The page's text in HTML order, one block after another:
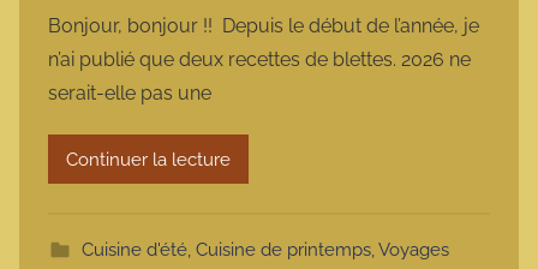
m
r
m
t
Bonjour, bonjour !! Depuis le début de l’année, je
n’ai publié que deux recettes de blettes. 2026 ne
serait-elle pas une
Continuer la lecture
Cuisine d'été, Cuisine de printemps,Voyages